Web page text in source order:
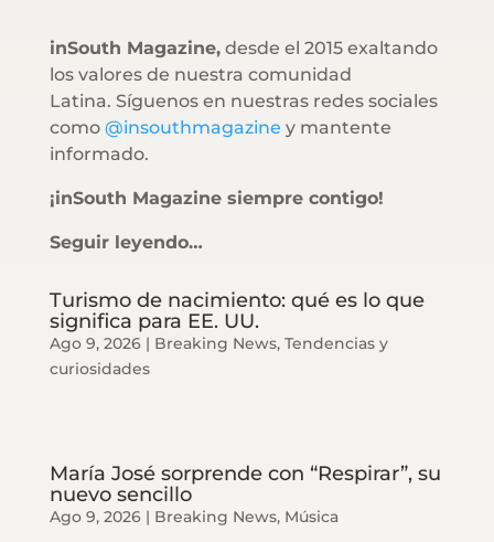
inSouth Magazine,desde el 2015 exaltando
los valores de nuestra comunidad
Latina. Síguenos en nuestras redes sociales
como @insouthmagazine y mantente
informado.
¡inSouth Magazine siempre contigo!
Seguir leyendo…
Turismo de nacimiento: qué es lo que
significa para EE. UU.
Ago 9, 2026| Breaking News, Tendencias y
curiosidades
María José sorprende con “Respirar”, su
nuevo sencillo
Ago 9, 2026| Breaking News, Música